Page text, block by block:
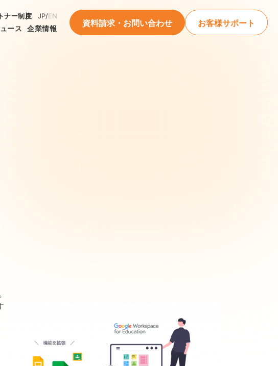
ース 企業情報
ナー制度 JP/EN
資料請求・お問い合わせ お客様サポート